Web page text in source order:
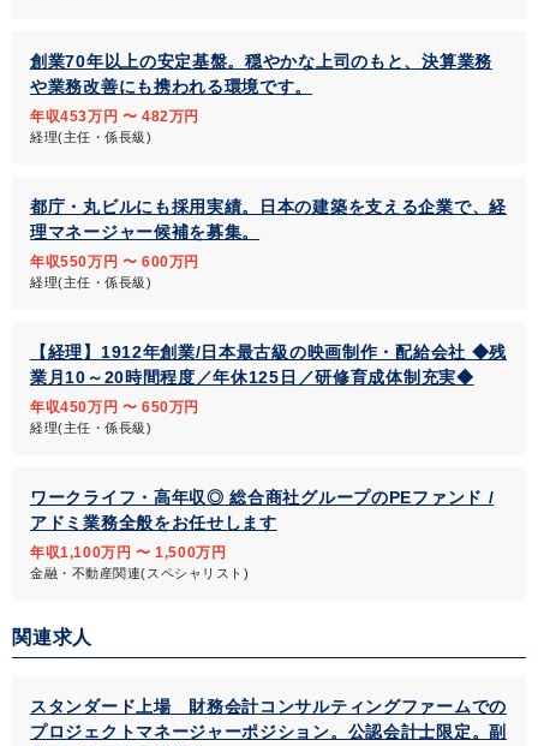
創業70年以上の安定基盤。穏やかな上司のもと、決算業務
や業務改善にも携われる環境です。
年収453万円 〜 482万円
経理(主任・係長級)
都庁・丸ビルにも採用実績。日本の建築を支える企業で、経
理マネージャー候補を募集。
年収550万円 〜 600万円
経理(主任・係長級)
【経理】1912年創業/日本最古級の映画制作・配給会社 ◆残
業月10～20時間程度／年休125日／研修育成体制充実◆
年収450万円 〜 650万円
経理(主任・係長級)
ワークライフ・高年収◎ 総合商社グループのPEファンド /
アドミ業務全般をお任せします
年収1,100万円 〜 1,500万円
金融・不動産関連(スペシャリスト)
関連求人
スタンダード上場 財務会計コンサルティングファームでの
プロジェクトマネージャーポジション。公認会計士限定。副